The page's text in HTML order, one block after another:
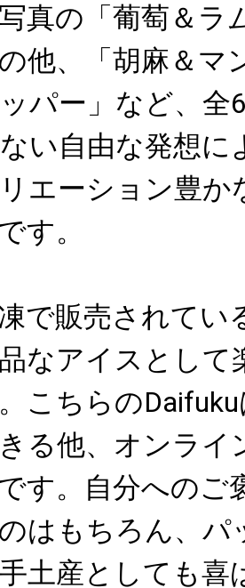
真の「葡萄＆ラ
他、「胡麻＆マ
パー」など、全
い自由な発想に
エーション豊か
す。
で販売されてい
なアイスとして
こちらの
る他、オンライ
す。自分へのご
はもちろん、パ
土産としても喜